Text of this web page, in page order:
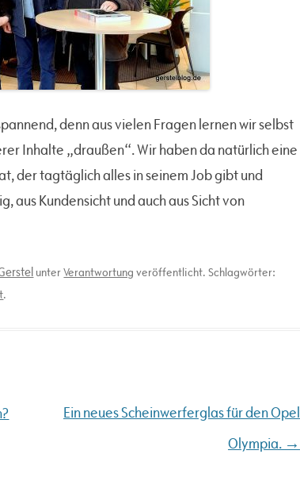
denn aus vielen Fragen lernen wir selbst
Inhalte „draußen“. Wir haben da natürlich eine
der tagtäglich alles in seinem Job gibt und
aus Kundensicht und auch aus Sicht von
unterVerantwortung veröffentlicht. Schlagwörter:
.
Ein neues Scheinwerferglas für den Opel
Olympia. →